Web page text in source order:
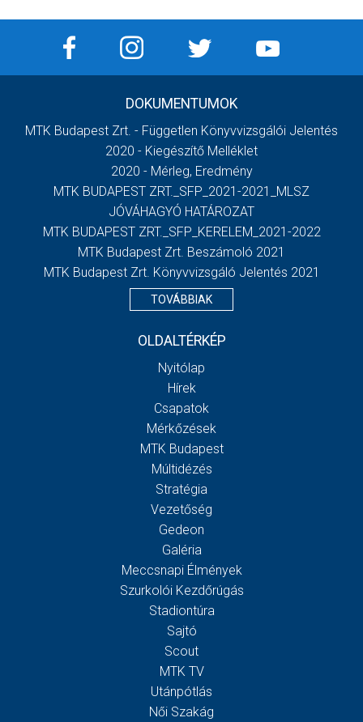
DOKUMENTUMOK
MTK Budapest Zrt. - Független Könyvvizsgálói Jelentés
2020 - Kiegészítő Melléklet
2020 - Mérleg, Eredmény
MTK BUDAPEST ZRT._SFP_2021-2021_MLSZ
JÓVÁHAGYÓ HATÁROZAT
MTK BUDAPEST ZRT._SFP_KERELEM_2021-2022
MTK Budapest Zrt. Beszámoló 2021
MTK Budapest Zrt. Könyvvizsgáló Jelentés 2021
TOVÁBBIAK
OLDALTÉRKÉP
Nyitólap
Hírek
Csapatok
Mérkőzések
MTK Budapest
Múltidézés
Stratégia
Vezetőség
Gedeon
Galéria
Meccsnapi Élmények
Szurkolói Kezdőrúgás
Stadiontúra
Sajtó
Scout
MTK TV
Utánpótlás
Női Szakág